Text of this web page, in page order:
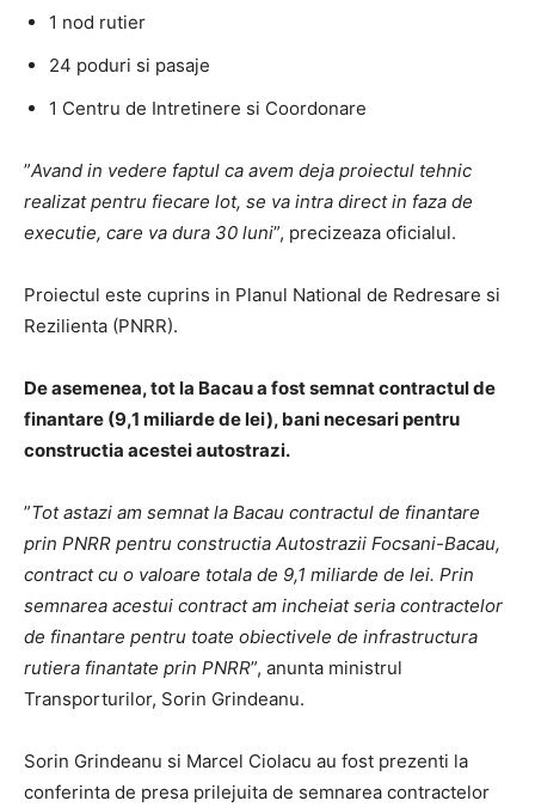
1 nod rutier
24 poduri si pasaje
1 Centru de Intretinere si Coordonare
”Avand in vedere faptul ca avem deja proiectul tehnic
realizat pentru fiecare lot, se va intra direct in faza de
executie, care va dura 30 luni”, precizeaza oficialul.
Proiectul este cuprins in Planul National de Redresare si
Rezilienta (PNRR).
De asemenea, tot la Bacau a fost semnat contractul de
finantare (9,1 miliarde de lei), bani necesari pentru
constructia acestei autostrazi.
”Tot astazi am semnat la Bacau contractul de finantare
prin PNRR pentru constructia Autostrazii Focsani-Bacau,
contract cu o valoare totala de 9,1 miliarde de lei. Prin
semnarea acestui contract am incheiat seria contractelor
de finantare pentru toate obiectivele de infrastructura
rutiera finantate prin PNRR”, anunta ministrul
Transporturilor, Sorin Grindeanu.
Sorin Grindeanu si Marcel Ciolacu au fost prezenti la
conferinta de presa prilejuita de semnarea contractelor